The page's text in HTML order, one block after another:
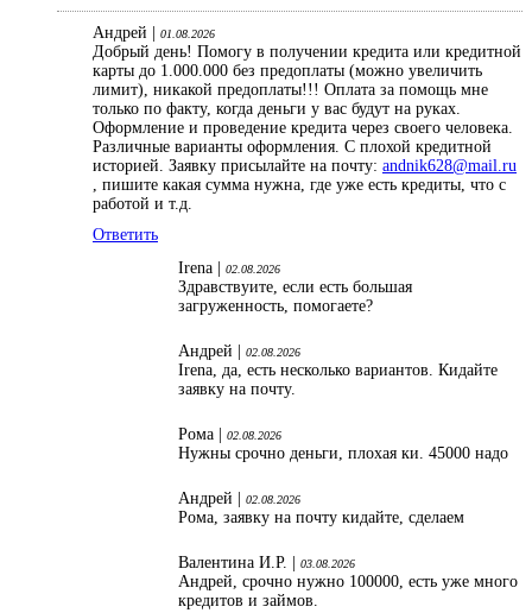
Андрей | 01.08.2026
Добрый день! Помогу в получении кредита или кредитной
карты до 1.000.000 без предоплаты (можно увеличить
лимит), никакой предоплаты!!! Оплата за помощь мне
только по факту, когда деньги у вас будут на руках.
Оформление и проведение кредита через своего человека.
Различные варианты оформления. С плохой кредитной
историей. Заявку присылайте на почту: andnik628@mail.ru
, пишите какая сумма нужна, где уже есть кредиты, что с
работой и т.д.
Ответить
Irena |
02.08.2026
Здравствуите, если есть большая
загруженность, помогаете?
Андрей | 02.08.2026
Irena, да, есть несколько вариантов. Кидайте
заявку на почту.
Рома | 02.08.2026
Нужны срочно деньги, плохая ки. 45000 надо
Андрей | 02.08.2026
Рома, заявку на почту кидайте, сделаем
Валентина И.Р. | 03.08.2026
Андрей, срочно нужно 100000, есть уже много
кредитов и займов.